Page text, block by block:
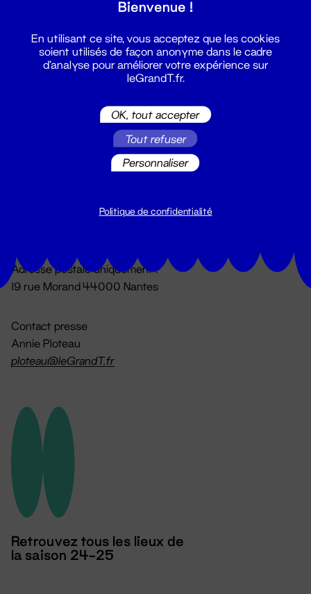
Du lundi au vendredi 14h → 18h
Adresse postale uniquement :
19 rue Morand 44000 Nantes
Contact presse
Annie Ploteau
ploteau@leGrandT.fr
Retrouvez tous les lieux de
la saison 24-25
Bienvenue !
En utilisant ce site, vous acceptez que les cookies
soient utilisés de façon anonyme dans le cadre
d'analyse pour améliorer votre expérience sur
leGrandT.fr.
OK, tout accepter
Tout refuser
Personnaliser
Politique de confidentialité